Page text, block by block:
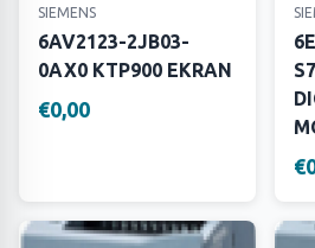
SIEMENS
6AV2123-2JB03-
0AX0 KTP900 EKRAN
€0,00